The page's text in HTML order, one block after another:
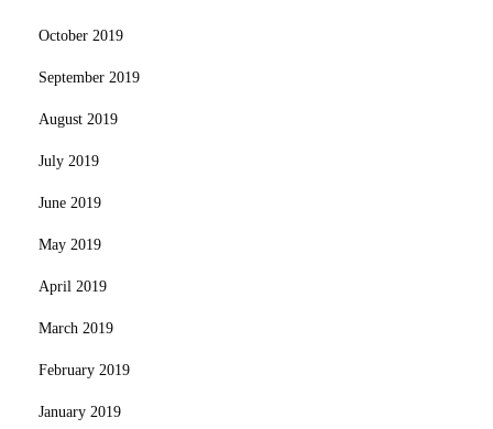
October 2019
September 2019
August 2019
July 2019
June 2019
May 2019
April 2019
March 2019
February 2019
January 2019